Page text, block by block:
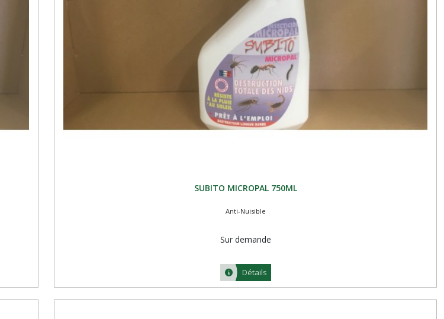
SUBITO MICROPAL 750ML
Anti-Nuisible
Sur demande
Détails